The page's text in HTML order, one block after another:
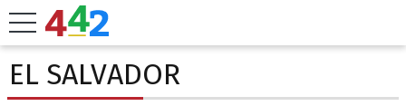
EL SALVADOR